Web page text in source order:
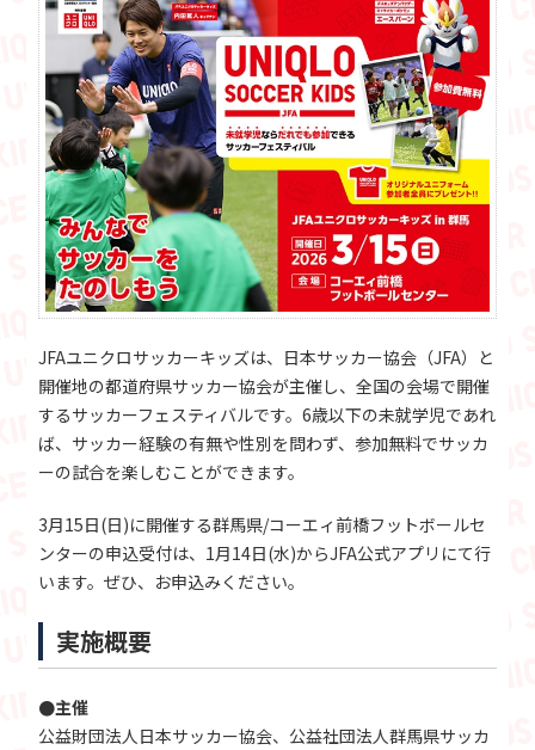
JFAユニクロサッカーキッズは、日本サッカー協会（JFA）と
開催地の都道府県サッカー協会が主催し、全国の会場で開催
するサッカーフェスティバルです。6歳以下の未就学児であれ
ば、サッカー経験の有無や性別を問わず、参加無料でサッカ
ーの試合を楽しむことができます。
3月15日(日)に開催する群馬県/コーエィ前橋フットボールセ
ンターの申込受付は、1月14日(水)からJFA公式アプリにて行
います。ぜひ、お申込みください。
実施概要
●主催
公益財団法人日本サッカー協会、公益社団法人群馬県サッカ